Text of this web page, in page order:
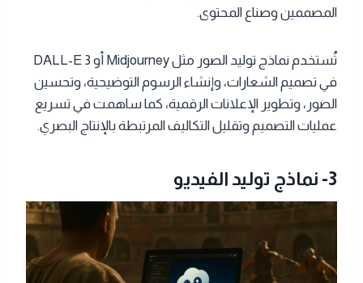
المصممين وصناع المحتوى.
تُستخدم نماذج توليد الصور مثل Midjourney أو DALL-E 3
في تصميم الشعارات، وإنشاء الرسوم التوضيحية، وتحسين
الصور، وتطوير الإعلانات الرقمية، كما ساهمت في تسريع
عمليات التصميم وتقليل التكاليف المرتبطة بالإنتاج البصري.
3- نماذج توليد الفيديو